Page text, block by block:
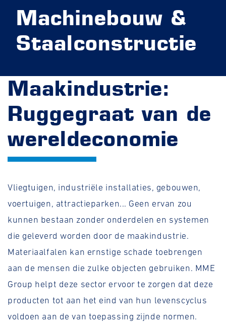
Machinebouw &
Staalconstructie
Maakindustrie:
Ruggegraat van de
wereldeconomie
Vliegtuigen, industriële installaties, gebouwen,
voertuigen, attractieparken... Geen ervan zou
kunnen bestaan zonder onderdelen en systemen
die geleverd worden door de maakindustrie.
Materiaalfalen kan ernstige schade toebrengen
aan de mensen die zulke objecten gebruiken. MME
Group helpt deze sector ervoor te zorgen dat deze
producten tot aan het eind van hun levenscyclus
voldoen aan de van toepassing zijnde normen.